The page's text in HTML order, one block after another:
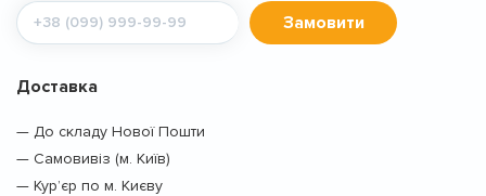
Мобільний
телефон
Замовити
Доставка
— До складу Нової Пошти
— Самовивіз (м. Київ)
— Кур’єр по м. Києву